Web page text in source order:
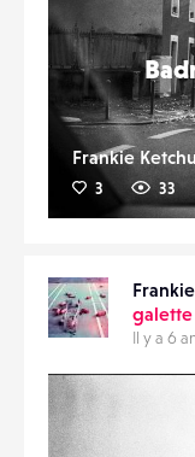
Frankie
3 33
galette
Il y a 6